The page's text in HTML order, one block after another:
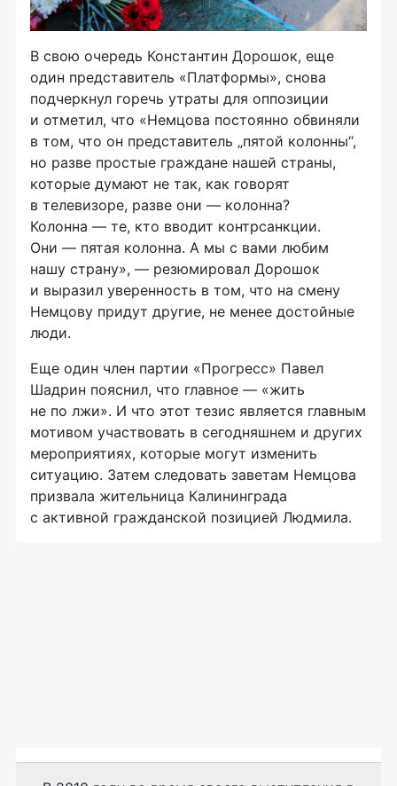
В свою очередь Константин Дорошок, еще
один представитель «Платформы», снова
подчеркнул горечь утраты для оппозиции
и отметил, что «Немцова постоянно обвиняли
в том, что он представитель „пятой колонны“,
но разве простые граждане нашей страны,
которые думают не так, как говорят
в телевизоре, разве они — колонна?
Колонна — те, кто вводит контрсанкции.
Они — пятая колонна. А мы с вами любим
нашу страну», — резюмировал Дорошок
и выразил уверенность в том, что на смену
Немцову придут другие, не менее достойные
люди.
Еще один член партии «Прогресс» Павел
Шадрин пояснил, что главное — «жить
не по лжи». И что этот тезис является главным
мотивом участвовать в сегодняшнем и других
мероприятиях, которые могут изменить
ситуацию. Затем следовать заветам Немцова
призвала жительница Калининграда
с активной гражданской позицией Людмила.